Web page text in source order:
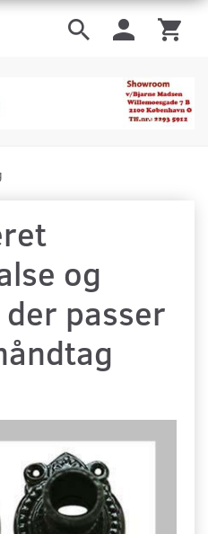
og
passer